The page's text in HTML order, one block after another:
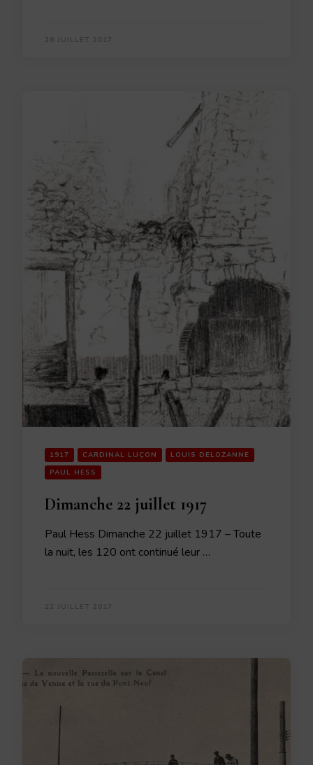
1917 CARDINAL LUÇON
LOUIS DELOZANNE
PAUL HESS
Dimanche 22 juillet 1917
Paul Hess Dimanche 22 juillet 1917 – Toute
la nuit, les 120 ont continué leur …